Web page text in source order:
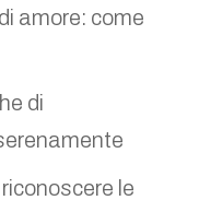
amore: come
di
le